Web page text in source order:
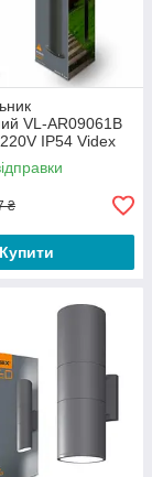
VL-AR09061B
IP54 Videx
₴
Купити